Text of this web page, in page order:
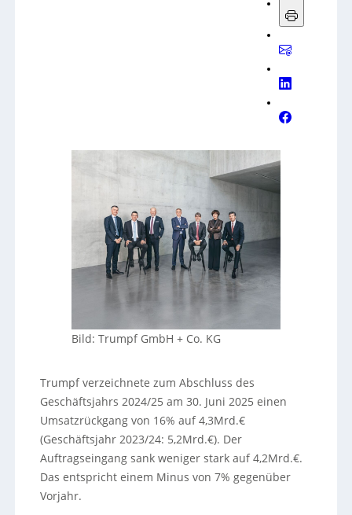
Bild: Trumpf GmbH + Co. KG
Trumpf verzeichnete zum Abschluss des
Geschäftsjahrs 2024/25 am 30. Juni 2025 einen
Umsatzrückgang von 16% auf 4,3Mrd.€
(Geschäftsjahr 2023/24: 5,2Mrd.€). Der
Auftragseingang sank weniger stark auf 4,2Mrd.€.
Das entspricht einem Minus von 7% gegenüber
Vorjahr.